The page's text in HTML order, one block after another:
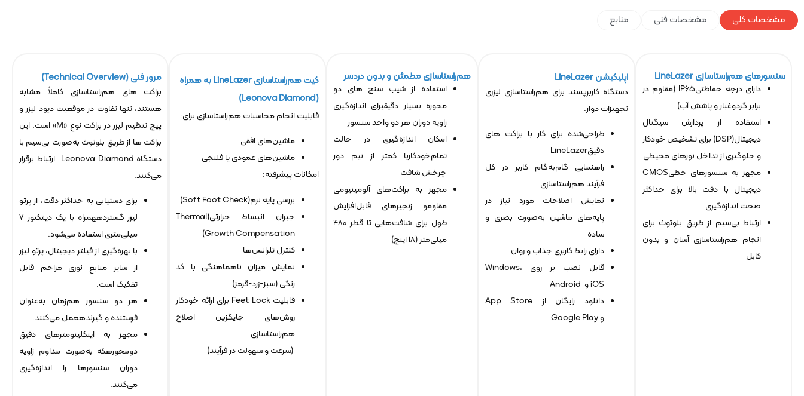
مشخصات کلی مشخصات فنی منابع
سنسورهای هم‌راستاسازی LineLazer
دارای درجه حفاظتیIP65 (مقاوم در
برابر گردوغبار و پاشش آب)
استفاده از پردازش سیگنال
دیجیتال(DSP) برای تشخیص خودکار
و جلوگیری از تداخل نورهای محیطی
مجهز به سنسورهای خطیCMOS
دیجیتال با دقت بالا برای حداکثر
صحت اندازه‌گیری
ارتباط بی‌سیم از طریق بلوتوث برای
انجام هم‌راستاسازی آسان و بدون
کابل
اپلیکیشن LineLazer
دستگاه کاربرپسند برای هم‌راستاسازی لیزری
تجهیزات دوار.
طراحی‌شده برای کار با براکت های
دقیقLineLazer
راهنمایی گام‌به‌گام کاربر در کل
فرآیند هم‌راستاسازی
نمایش اصلاحات مورد نیاز در
پایه‌های ماشین به‌صورت بصری و
ساده
دارای رابط کاربری جذاب و روان
قابل نصب بر روی Windows،
iOS و Android
دانلود رایگان از App Store
و Google Play
هم‌راستاسازی مطمئن و بدون دردسر
استفاده از شیب سنج های دو
محوره بسیار دقیقبرای اندازه‌گیری
زاویه دوران هر دو واحد سنسور
امکان اندازه‌گیری در حالت
تمام‌خودکاربا کمتر از نیم دور
چرخش شافت
مجهز به براکت‌های آلومینیومی
مقاومو زنجیرهای قابل‌افزایش
طول برای شافت‌هایی تا قطر 480
میلی‌متر (18 اینچ)
کیت هم‌راستاسازی LineLazer به همراه
(Leonova Diamond)
قابلیت انجام محاسبات هم‌راستاسازی برای:
ماشین‌های افقی
ماشین‌های عمودی یا فلنجی
امکانات پیشرفته:
بررسی پایه نرم(Soft Foot Check)
جبران انبساط حرارتی(Thermal
Growth Compensation)
کنترل تلرانس‌ها
نمایش میزان ناهماهنگی با کد
رنگی (سبز-زرد-قرمز)
قابلیت Feet Lock برای ارائه خودکار
روش‌های جایگزین اصلاح
هم‌راستاسازی
(سرعت و سهولت در فرآیند)
مرور فنی (Technical Overview)
براکت های هم‌راستاسازی کاملاً مشابه
هستند، تنها تفاوت در موقعیت دیود لیزر و
پیچ تنظیم لیزر در براکت نوع «M» است. این
براکت ها از طریق بلوتوث به‌صورت بی‌سیم با
دستگاه Leonova Diamond ارتباط برقرار
می‌کنند.
برای دستیابی به حداکثر دقت، از پرتو
لیزر گستردههمراه با یک دیـتکتور 7
میلی‌متری استفاده می‌شود.
با بهره‌گیری از فیلتر دیجیتال، پرتو لیزر
از سایر منابع نوری مزاحم قابل
تفکیک است.
هر دو سنسور هم‌زمان به‌عنوان
فرستنده و گیرندهعمل می‌کنند.
مجهز به اینکلینومترهای دقیق
دو‌محورهکه به‌صورت مداوم زاویه
دوران سنسورها را اندازه‌گیری
می‌کنند.